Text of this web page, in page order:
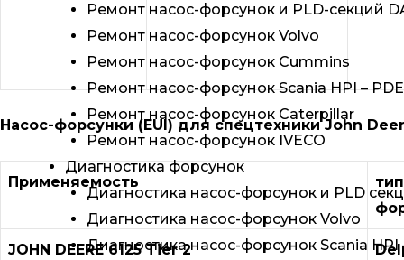
Ремонт насос-форсунок и PLD-секций
Ремонт насос-форсунок Volvo
Ремонт насос-форсунок Cummins
Ремонт насос-форсунок Scania HPI – PDE
Ремонт насос-форсунок Caterpillar
Ремонт насос-форсунок IVECO
Диагностика форсунок
Диагностика насос-форсунок и PLD
Диагностика насос-форсунок Volvo
Диагностика насос-форсунок Scania HPI
Насос-форсунки (EUI) для спецтехники John
Применяемость
тип
JOHN DEERE 6125 Tier 2